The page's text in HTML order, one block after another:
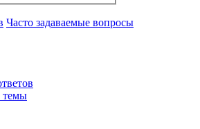
Часто задаваемые вопросы
темы